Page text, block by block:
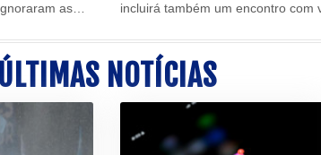
as
incluirá também um encontro com
ÚLTIMAS NOTÍCIAS